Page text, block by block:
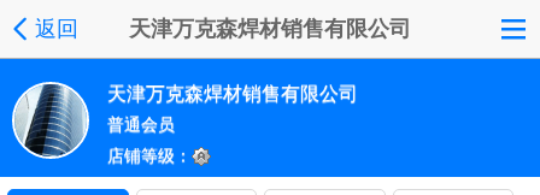
返回 天津万克森焊材销售有限公司
天津万克森焊材销售有限公司
普通会员
店铺等级：